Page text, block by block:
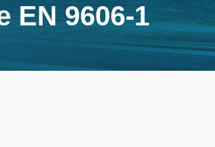
EN 9606-1